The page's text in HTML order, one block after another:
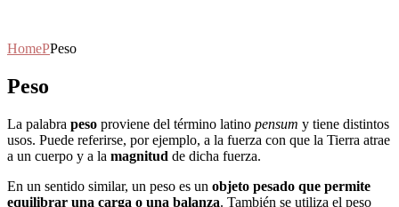
HomePPeso
Peso
La palabra peso proviene del término latino pensum y tiene distintos
usos. Puede referirse, por ejemplo, a la fuerza con que la Tierra atrae
a un cuerpo y a la magnitud de dicha fuerza.
En un sentido similar, un peso es un objeto pesado que permite
equilibrar una carga o una balanza. También se utiliza el peso